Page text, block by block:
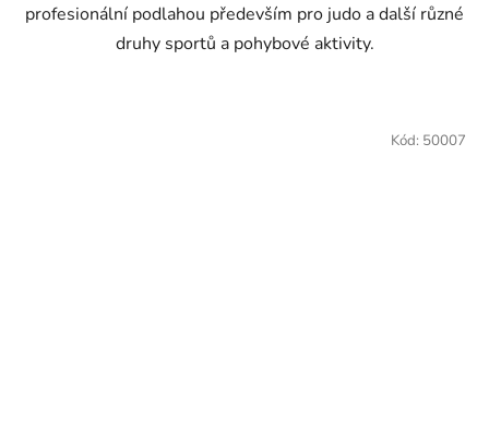
profesionální podlahou především pro judo a další různé
druhy sportů a pohybové aktivity.
Kód: 50007